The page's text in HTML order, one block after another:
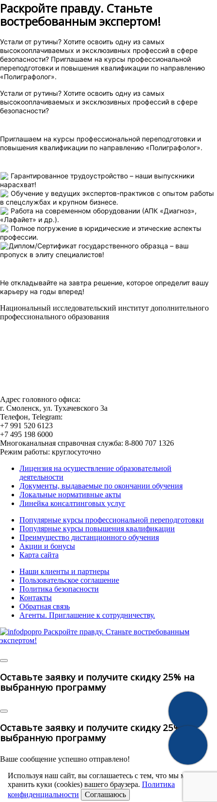
Раскройте правду. Станьте
востребованным экспертом!
Устали от рутины? Хотите освоить одну из самых
высокооплачиваемых и эксклюзивных профессий в сфере
безопасности? Приглашаем на курсы профессиональной
переподготовки и повышения квалификации по направлению
«Полиграфолог».
Устали от рутины? Хотите освоить одну из самых
высокооплачиваемых и эксклюзивных профессий в сфере
безопасности?
Приглашаем на курсы профессиональной переподготовки и
повышения квалификации по направлению «Полиграфолог».
Гарантированное трудоустройство – наши выпускники
нарасхват!
Обучение у ведущих экспертов-практиков с опытом работы
в спецслужбах и крупном бизнесе.
Работа на современном оборудовании (АПК «Диагноз»,
«Лафайет» и др.).
Полное погружение в юридические и этические аспекты
профессии.
Диплом/Сертификат государственного образца – ваш
пропуск в элиту специалистов!
Не откладывайте на завтра решение, которое определит вашу
карьеру на годы вперед!
Национальный исследовательский институт дополнительного
профессионального образования
Адрес головного офиса:
г. Смоленск, ул. Тухачевского 3а
Телефон, Telegram:
+7 991 520 6123
+7 495 198 6000
Многоканальная справочная служба: 8-800 707 1326
Режим работы: круглосуточно
Лицензия на осуществление образовательной
деятельности
Документы, выдаваемые по окончании обучения
Локальные нормативные акты
Линейка консалтинговых услуг
Популярные курсы профессиональной переподготовки
Популярные курсы повышения квалификации
Преимущество дистанционного обучения
Акции и бонусы
Карта сайта
Наши клиенты и партнеры
Пользовательское соглашение
Политика безопасности
Контакты
Обратная связь
Агенты. Приглашение к сотрудничеству.
Оставьте заявку и получите скидку 25% на
выбранную программу
Оставьте заявку и получите скидку 25% на
выбранную программу
Ваше сообщение успешно отправлено!
Используя наш сайт, вы соглашаетесь с тем, что мы можем
хранить куки (cookies) вашего браузера. Политика
конфиденциальности
Соглашаюсь